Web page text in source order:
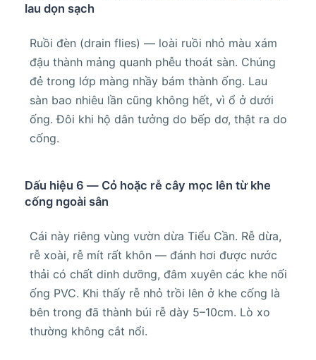
lau dọn sạch
Ruồi đèn (drain flies) — loài ruồi nhỏ màu xám
đậu thành mảng quanh phễu thoát sàn. Chúng
đẻ trong lớp màng nhầy bám thành ống. Lau
sàn bao nhiêu lần cũng không hết, vì ổ ở dưới
ống. Đôi khi hộ dân tưởng do bếp dơ, thật ra do
cống.
Dấu hiệu 6 — Cỏ hoặc rễ cây mọc lên từ khe
cống ngoài sân
Cái này riêng vùng vườn dừa Tiểu Cần. Rễ dừa,
rễ xoài, rễ mít rất khôn — đánh hơi được nước
thải có chất dinh dưỡng, đâm xuyên các khe nối
ống PVC. Khi thấy rễ nhỏ trồi lên ở khe cống là
bên trong đã thành búi rễ dày 5–10cm. Lò xo
thường không cắt nổi.